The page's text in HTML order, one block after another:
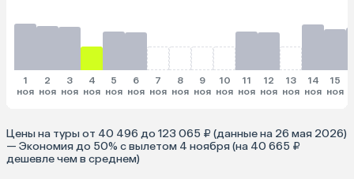
1
ноя
2
ноя
3
ноя
4
ноя
5
ноя
6
ноя
7
ноя
8
ноя
9
ноя
10
ноя
11
ноя
12
ноя
13
ноя
14
ноя
15
ноя
Цены на туры от 40 496 до 123 065 ₽ (данные на 26 мая 2026)
— Экономия до 50% с вылетом 4 ноября (на 40 665 ₽
дешевле чем в среднем)